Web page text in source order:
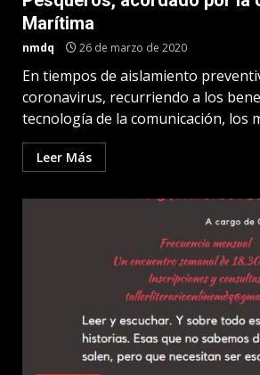
Marítima
nmdq 26 de marzo de 2020
En tiempos de aislamiento
coronavirus, recurriendo a los
tecnología de la comunicación, los
Leer Más